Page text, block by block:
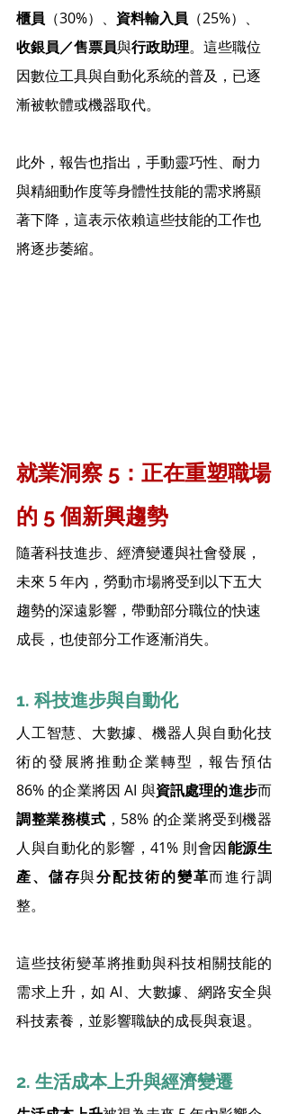
櫃員 （30%）、 資料輸入員 （25%）、
收銀員／售票員與行政助理。這些職位
因數位工具與自動化系統的普及，已逐
漸被軟體或機器取代。
此外，報告也指出，手動靈巧性、耐力
與精細動作度等身體性技能的需求將顯
著下降，這表示依賴這些技能的工作也
將逐步萎縮。
就業洞察 5：正在重塑職場
的 5 個新興趨勢
隨著科技進步、經濟變遷與社會發展，
未來 5 年內，勞動市場將受到以下五大
趨勢的深遠影響，帶動部分職位的快速
成長，也使部分工作逐漸消失。
1. 科技進步與自動化
人工智慧、大數據、機器人與自動化技
術的發展將推動企業轉型，報告預估
86% 的企業將因 AI 與資訊處理的進步而
調整業務模式 ，58% 的企業將受到機器
人與自動化的影響，41% 則會因能源生
產、儲存與分配技術的變革而進行調
整。
這些技術變革將推動與科技相關技能的
需求上升，如 AI、大數據、網路安全與
科技素養，並影響職缺的成長與衰退。
2. 生活成本上升與經濟變遷